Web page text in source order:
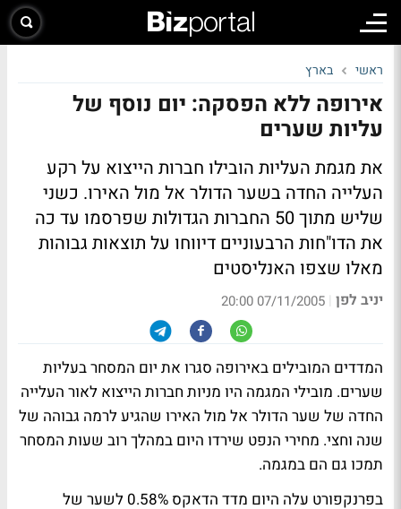
ראשי בארץ
אירופה ללא הפסקה: יום נוסף של
עליות שערים
את מגמת העליות הובילו חברות הייצוא על רקע
העלייה החדה בשער הדולר אל מול האירו. כשני
שליש מתוך 50 החברות הגדולות שפרסמו עד כה
את הדו"חות הרבעוניים דיווחו על תוצאות גבוהות
מאלו שצפו האנליסטים
יניב לפן |
07/11/2005 20:00
המדדים המובילים באירופה סגרו את יום המסחר בעליות
שערים. מובילי המגמה היו מניות חברות הייצוא לאור העלייה
החדה של שער הדולר אל מול האירו שהגיע לרמה גבוהה של
שנה וחצי. מחירי הנפט שירדו היום במהלך רוב שעות המסחר
תמכו גם הם במגמה.
בפרנקפורט עלה היום מדד הדאקס 0.58% לשער של